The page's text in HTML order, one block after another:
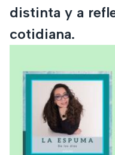
distinta y a
cotidiana.